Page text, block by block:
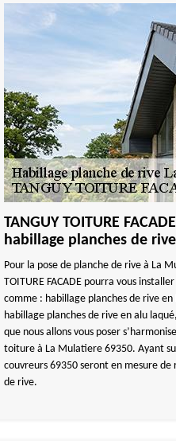
TANGUY TOITURE
habillage planches de rive
Pour la pose de planche de rive à La
TOITURE FACADE pourra vous
comme : habillage planches de rive
habillage planches de rive en alu
que nous allons vous poser
toiture à La Mulatiere 69350. Ayant
couvreurs 69350 seront en mesure de
de rive.